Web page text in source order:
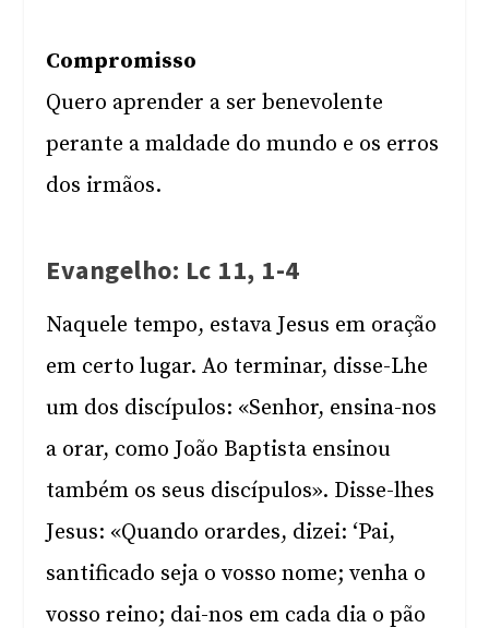
Compromisso
Quero aprender a ser benevolente
perante a maldade do mundo e os erros
dos irmãos.
Evangelho: Lc 11, 1-4
Naquele tempo, estava Jesus em oração
em certo lugar. Ao terminar, disse-Lhe
um dos discípulos: «Senhor, ensina-nos
a orar, como João Baptista ensinou
também os seus discípulos». Disse-lhes
Jesus: «Quando orardes, dizei: ‘Pai,
santificado seja o vosso nome; venha o
vosso reino; dai-nos em cada dia o pão